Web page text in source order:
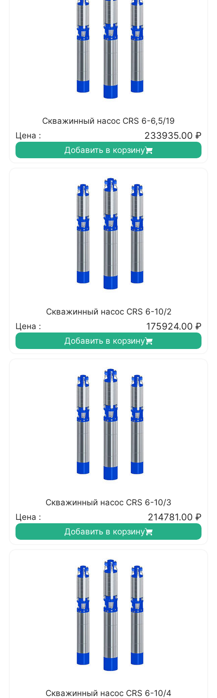
Скважинный насос CRS 6-6,5/19
Цена :
233935.00 ₽
Добавить в корзину
Скважинный насос CRS 6-10/2
Цена :
175924.00 ₽
Добавить в корзину
Скважинный насос CRS 6-10/3
Цена :
214781.00 ₽
Добавить в корзину
Скважинный насос CRS 6-10/4